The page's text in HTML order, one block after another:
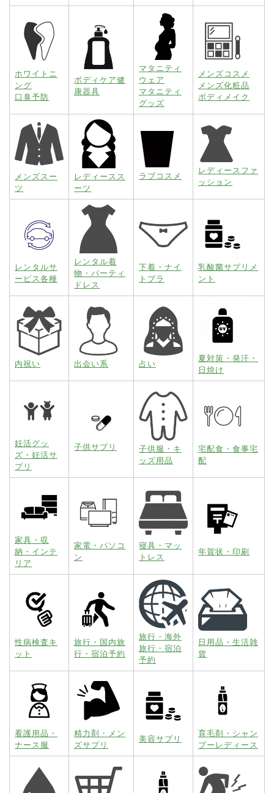
ホワイトニ
ング
口臭予防
ボディケア健
康器具
マタニティ
ウェア
マタニティ
グッズ
メンズコスメ
メンズ化粧品
ボディメイク
メンズスー
ツ
レディースス
ーツ
ラブコスメ
レディースファ
ッション
レンタルサ
ービス各種
レンタル着
物・パーティ
ドレス
下着・ナイ
トブラ
乳酸菌サプリメ
ント
内祝い 出会い系 占い
夏対策・発汗・
日焼け
妊活グッ
ズ・妊活サ
プリ
子供サプリ
子供服・キ
ッズ用品
宅配食・食事宅
配
家具・収
納・インテ
リア
家電・パソコ
ン
寝具・マッ
トレス
年賀状・印刷
性病検査キ
ット
旅行・国内旅
行・宿泊予約
旅行・海外
旅行・宿泊
予約
日用品・生活雑
貨
看護用品・
ナース服
精力剤・メン
ズサプリ
美容サプリ
育毛剤・シャン
プーレディース